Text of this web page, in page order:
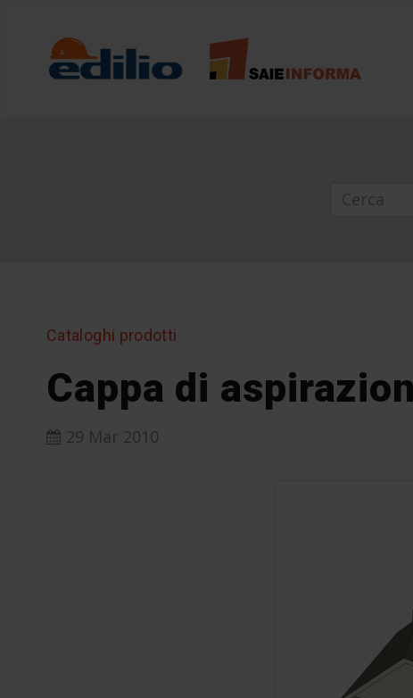
Cataloghi prodotti
Cappa di
29 Mar 2010